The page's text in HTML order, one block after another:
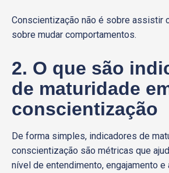
Conscientização não é sobre assistir
sobre mudar comportamentos.
2. O que são
de maturidade
conscientização
De forma simples, indicadores de
conscientização são métricas que
nível de entendimento, engajamento